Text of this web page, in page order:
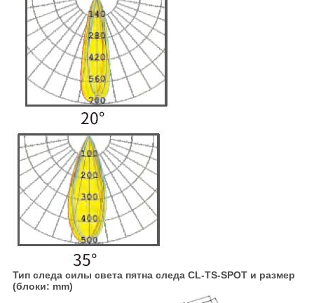
Тип следа силы света пятна следа CL-TS-SPOT и размер
(блоки: mm)